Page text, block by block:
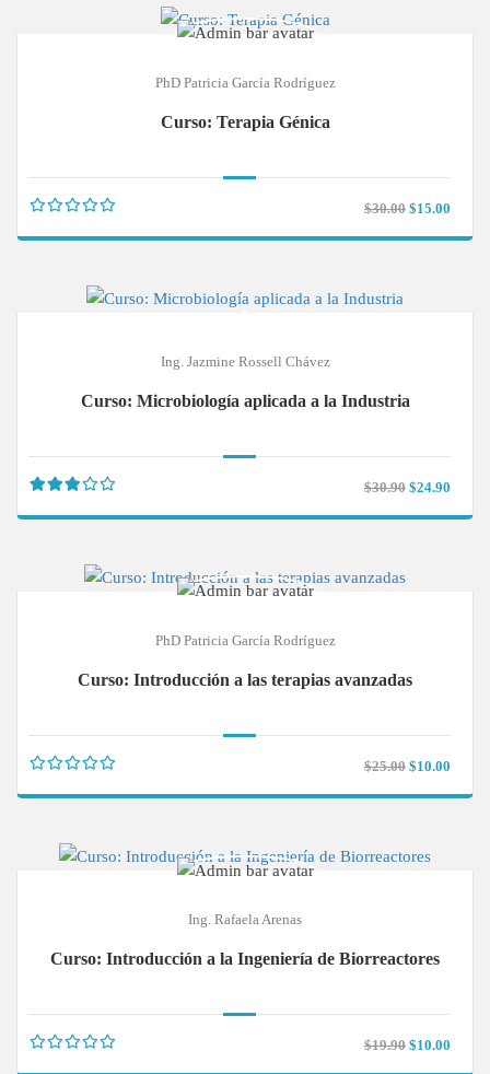
PhD Patricia García Rodríguez
Curso: Terapia Génica
$30.00 $15.00
Ing. Jazmine Rossell Chávez
Curso: Microbiología aplicada a la Industria
$30.90 $24.90
PhD Patricia García Rodríguez
Curso: Introducción a las terapias avanzadas
$25.00 $10.00
Ing. Rafaela Arenas
Curso: Introducción a la Ingeniería de Biorreactores
$19.90 $10.00